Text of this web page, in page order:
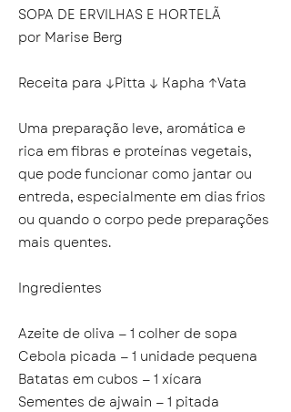
SOPA DE ERVILHAS E HORTELÃ
por Marise Berg
Receita para ↓Pitta ↓ Kapha ↑Vata
Uma preparação leve, aromática e
rica em fibras e proteínas vegetais,
que pode funcionar como jantar ou
entreda, especialmente em dias frios
ou quando o corpo pede preparações
mais quentes.
Ingredientes
Azeite de oliva — 1 colher de sopa
Cebola picada — 1 unidade pequena
Batatas em cubos — 1 xícara
Sementes de ajwain — 1 pitada